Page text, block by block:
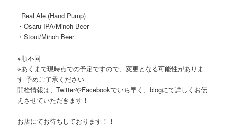
=Real Ale (Hand Pump)=
・Osaru IPA/Minoh Beer
・Stout/Minoh Beer
※順不同
※あくまで現時点での予定ですので、変更となる可能性がありま
す 予めご了承ください
開栓情報は、TwitterやFacebookでいち早く、blogにて詳しくお伝
えさせていただきます！
お店にてお待ちしております！！